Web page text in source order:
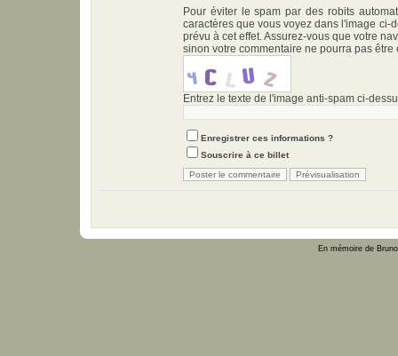
Pour éviter le spam par des robits
caractères que vous voyez dans l'image ci-
prévu à cet effet. Assurez-vous que votre
sinon votre commentaire ne pourra pas être
Entrez le texte de l'image anti-spam ci-
Enregistrer ces informations ?
Souscrire à ce billet
En mémoire de